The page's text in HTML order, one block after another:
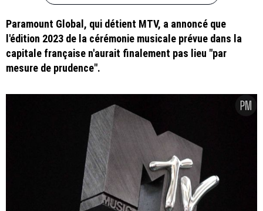
Paramount Global, qui détient MTV, a annoncé que
l'édition 2023 de la cérémonie musicale prévue dans la
capitale française n'aurait finalement pas lieu "par
mesure de prudence".